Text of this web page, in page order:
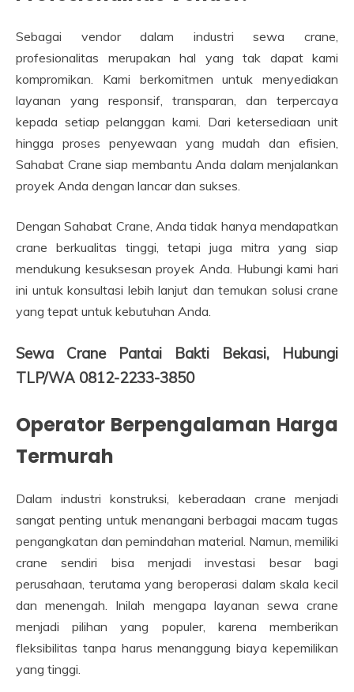
Sebagai vendor dalam industri sewa crane,
profesionalitas merupakan hal yang tak dapat kami
kompromikan. Kami berkomitmen untuk menyediakan
layanan yang responsif, transparan, dan terpercaya
kepada setiap pelanggan kami. Dari ketersediaan unit
hingga proses penyewaan yang mudah dan efisien,
Sahabat Crane siap membantu Anda dalam menjalankan
proyek Anda dengan lancar dan sukses.
Dengan Sahabat Crane, Anda tidak hanya mendapatkan
crane berkualitas tinggi, tetapi juga mitra yang siap
mendukung kesuksesan proyek Anda. Hubungi kami hari
ini untuk konsultasi lebih lanjut dan temukan solusi crane
yang tepat untuk kebutuhan Anda.
Sewa Crane Pantai Bakti Bekasi, Hubungi
TLP/WA 0812-2233-3850
Operator Berpengalaman Harga
Termurah
Dalam industri konstruksi, keberadaan crane menjadi
sangat penting untuk menangani berbagai macam tugas
pengangkatan dan pemindahan material. Namun, memiliki
crane sendiri bisa menjadi investasi besar bagi
perusahaan, terutama yang beroperasi dalam skala kecil
dan menengah. Inilah mengapa layanan sewa crane
menjadi pilihan yang populer, karena memberikan
fleksibilitas tanpa harus menanggung biaya kepemilikan
yang tinggi.